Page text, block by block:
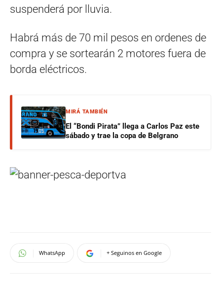
suspenderá por lluvia.
Habrá más de 70 mil pesos en ordenes de
compra y se sortearán 2 motores fuera de
borda eléctricos.
MIRÁ TAMBIÉN
El “Bondi Pirata” llega a Carlos Paz este
sábado y trae la copa de Belgrano
WhatsApp + Seguinos en Google